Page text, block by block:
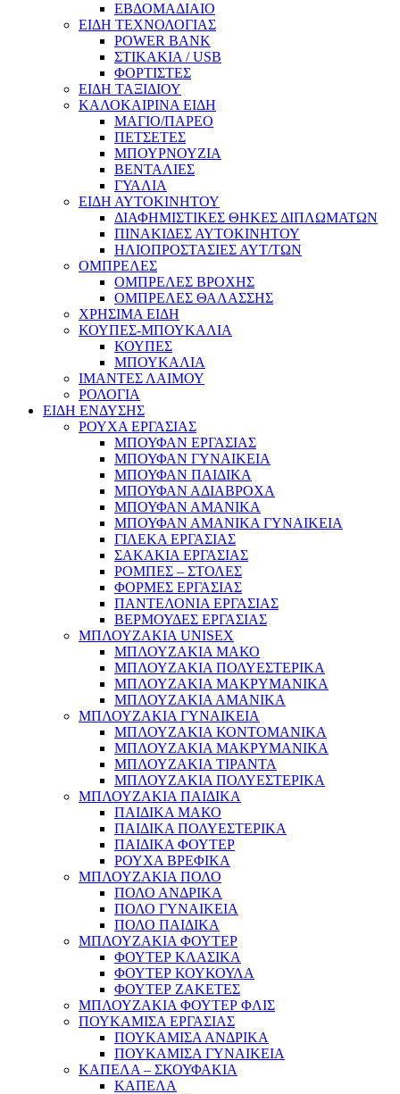
ΕΒΔΟΜΑΔΙΑΙΟ
ΕΙΔΗ ΤΕΧΝΟΛΟΓΙΑΣ
POWER BANK
ΣΤΙΚΑΚΙΑ / USB
ΦΟΡΤΙΣΤΕΣ
ΕΙΔΗ ΤΑΞΙΔΙΟΥ
ΚΑΛΟΚΑΙΡΙΝΑ ΕΙΔΗ
ΜΑΓΙΟ/ΠΑΡΕΟ
ΠΕΤΣΕΤΕΣ
ΜΠΟΥΡΝΟΥΖΙΑ
ΒΕΝΤΑΛΙΕΣ
ΓΥΑΛΙΑ
ΕΙΔΗ ΑΥΤΟΚΙΝΗΤΟΥ
ΔΙΑΦΗΜΙΣΤΙΚΕΣ ΘΗΚΕΣ ΔΙΠΛΩΜΑΤΩΝ
ΠΙΝΑΚΙΔΕΣ ΑΥΤΟΚΙΝΗΤΟΥ
ΗΛΙΟΠΡΟΣΤΑΣΙΕΣ ΑΥΤ/ΤΩΝ
ΟΜΠΡΕΛΕΣ
ΟΜΠΡΕΛΕΣ ΒΡΟΧΗΣ
ΟΜΠΡΕΛΕΣ ΘΑΛΑΣΣΗΣ
ΧΡΗΣΙΜΑ ΕΙΔΗ
ΚΟΥΠΕΣ-ΜΠΟΥΚΑΛΙΑ
ΚΟΥΠΕΣ
ΜΠΟΥΚΑΛΙΑ
ΙΜΑΝΤΕΣ ΛΑΙΜΟΥ
ΡΟΛΟΓΙΑ
ΕΙΔΗ ΕΝΔΥΣΗΣ
ΡΟΥΧΑ ΕΡΓΑΣΙΑΣ
ΜΠΟΥΦΑΝ ΕΡΓΑΣΙΑΣ
ΜΠΟΥΦΑΝ ΓΥΝΑΙΚΕΙΑ
ΜΠΟΥΦΑΝ ΠΑΙΔΙΚΑ
ΜΠΟΥΦΑΝ ΑΔΙΑΒΡΟΧΑ
ΜΠΟΥΦΑΝ ΑΜΑΝΙΚΑ
ΜΠΟΥΦΑΝ ΑΜΑΝΙΚΑ ΓΥΝΑΙΚΕΙΑ
ΓΙΛΕΚΑ ΕΡΓΑΣΙΑΣ
ΣΑΚΑΚΙΑ ΕΡΓΑΣΙΑΣ
ΡΟΜΠΕΣ – ΣΤΟΛΕΣ
ΦΟΡΜΕΣ ΕΡΓΑΣΙΑΣ
ΠΑΝΤΕΛΟΝΙΑ ΕΡΓΑΣΙΑΣ
ΒΕΡΜΟΥΔΕΣ ΕΡΓΑΣΙΑΣ
ΜΠΛΟΥΖΑΚΙΑ UNISEX
ΜΠΛΟΥΖΑΚΙΑ ΜΑΚΟ
ΜΠΛΟΥΖΑΚΙΑ ΠΟΛΥΕΣΤΕΡΙΚΑ
ΜΠΛΟΥΖΑΚΙΑ ΜΑΚΡΥΜΑΝΙΚΑ
ΜΠΛΟΥΖΑΚΙΑ ΑΜΑΝΙΚΑ
ΜΠΛΟΥΖΑΚΙΑ ΓΥΝΑΙΚΕΙΑ
ΜΠΛΟΥΖΑΚΙΑ ΚΟΝΤΟΜΑΝΙΚΑ
ΜΠΛΟΥΖΑΚΙΑ ΜΑΚΡΥΜΑΝΙΚΑ
ΜΠΛΟΥΖΑΚΙΑ ΤΙΡΑΝΤΑ
ΜΠΛΟΥΖΑΚΙΑ ΠΟΛΥΕΣΤΕΡΙΚΑ
ΜΠΛΟΥΖΑΚΙΑ ΠΑΙΔΙΚΑ
ΠΑΙΔΙΚΑ ΜΑΚΟ
ΠΑΙΔΙΚΑ ΠΟΛΥΕΣΤΕΡΙΚΑ
ΠΑΙΔΙΚΑ ΦΟΥΤΕΡ
ΡΟΥΧΑ ΒΡΕΦΙΚΑ
ΜΠΛΟΥΖΑΚΙΑ ΠΟΛΟ
ΠΟΛΟ ΑΝΔΡΙΚΑ
ΠΟΛΟ ΓΥΝΑΙΚΕΙΑ
ΠΟΛΟ ΠΑΙΔΙΚΑ
ΜΠΛΟΥΖΑΚΙΑ ΦΟΥΤΕΡ
ΦΟΥΤΕΡ ΚΛΑΣΙΚΑ
ΦΟΥΤΕΡ ΚΟΥΚΟΥΛΑ
ΦΟΥΤΕΡ ΖΑΚΕΤΕΣ
ΜΠΛΟΥΖΑΚΙΑ ΦΟΥΤΕΡ ΦΛΙΣ
ΠΟΥΚΑΜΙΣΑ ΕΡΓΑΣΙΑΣ
ΠΟΥΚΑΜΙΣΑ ΑΝΔΡΙΚΑ
ΠΟΥΚΑΜΙΣΑ ΓΥΝΑΙΚΕΙΑ
ΚΑΠΕΛΑ – ΣΚΟΥΦΑΚΙΑ
ΚΑΠΕΛΑ